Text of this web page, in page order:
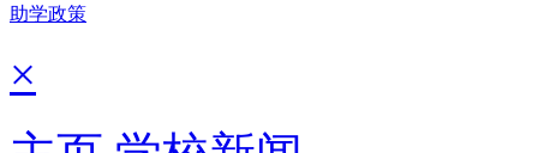
助学政策
×